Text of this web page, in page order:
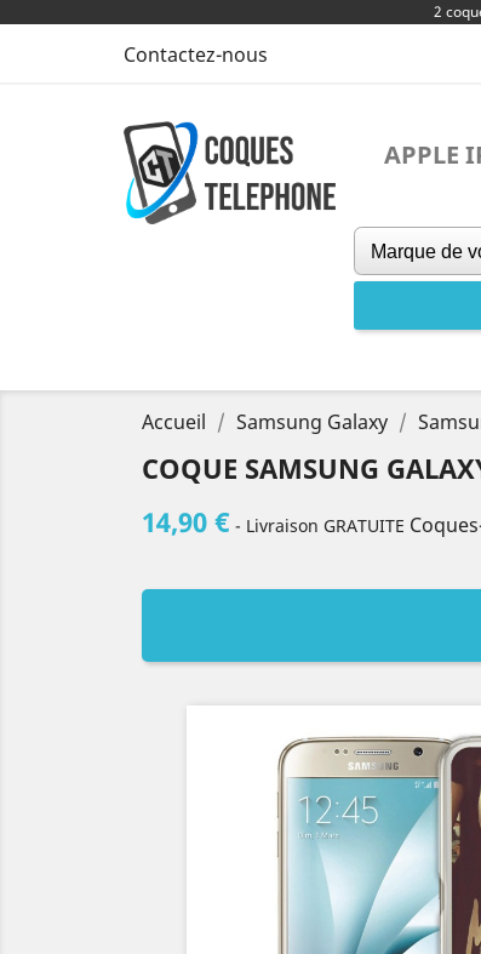
2
Contactez-nous
APPLE
Accueil Samsung Galaxy
COQUE SAMSUNG
14,90 € - Livraison GRATUITE